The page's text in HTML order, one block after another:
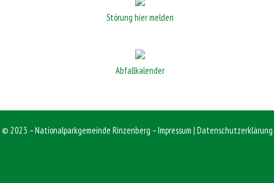
Störung hier melden
Abfallkalender
© 2023 – Nationalparkgemeinde Rinzenberg –Impressum | Datenschutzerklärung